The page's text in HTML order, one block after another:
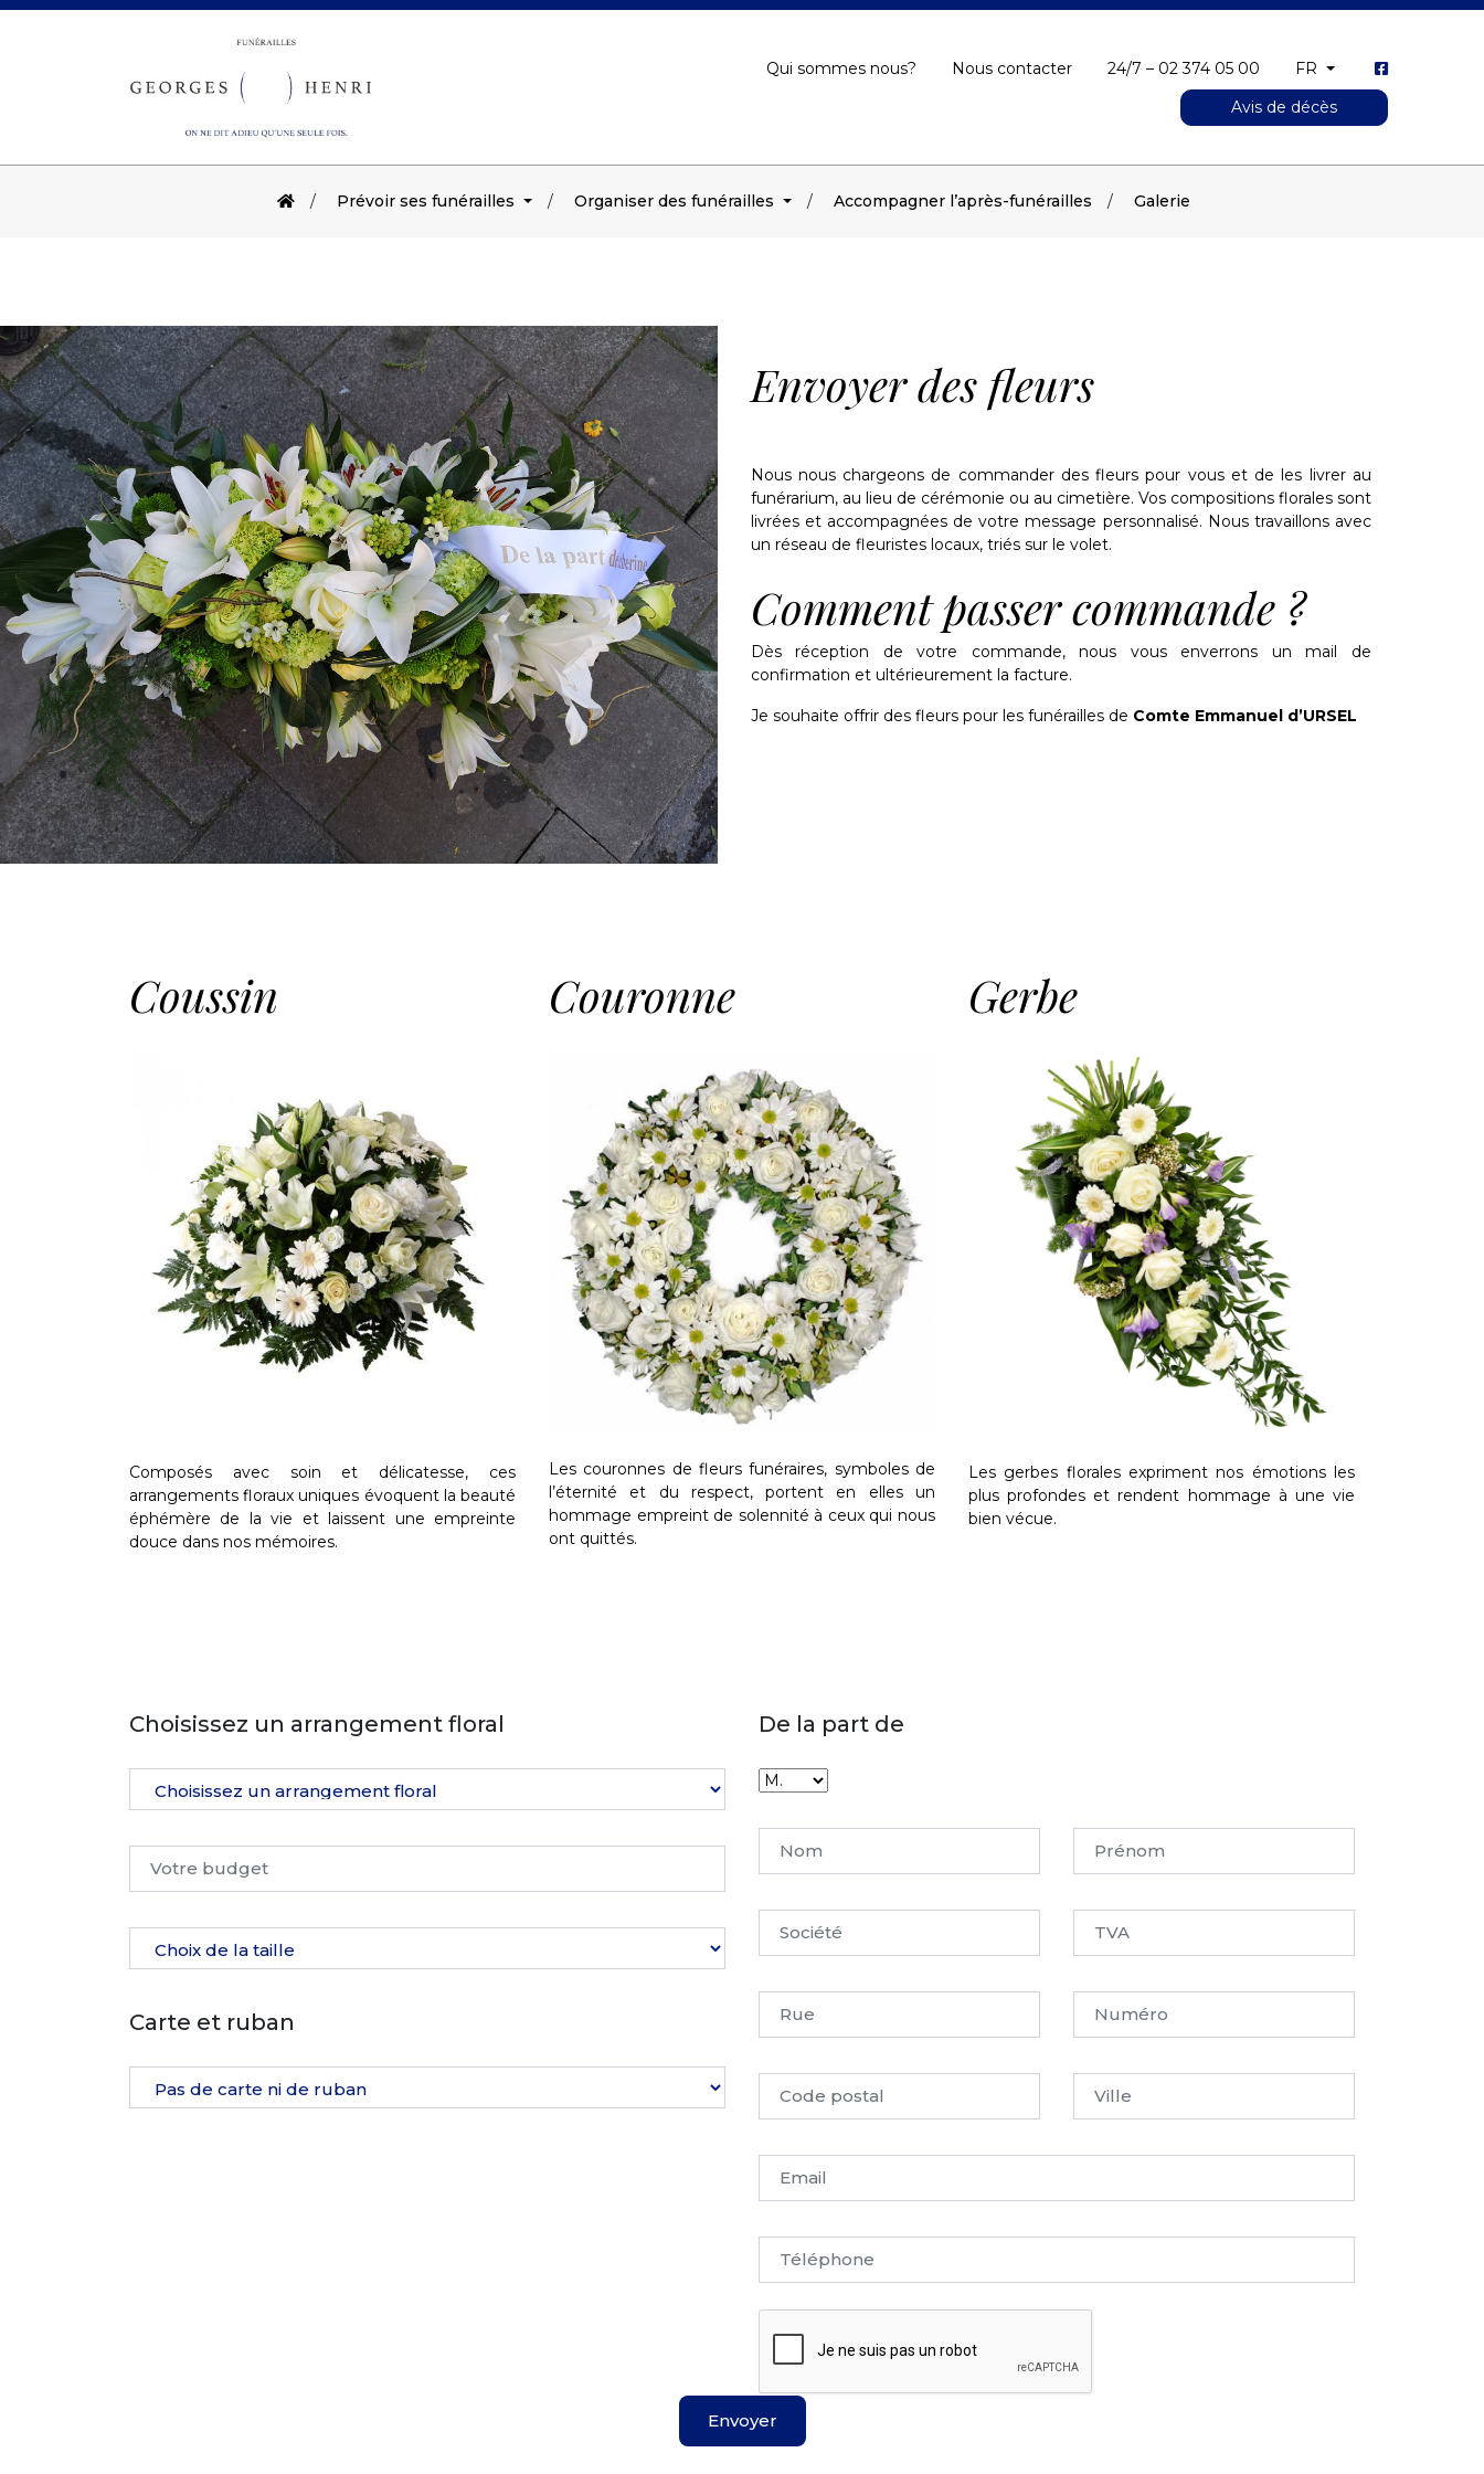
Qui sommes nous? Nous contacter 24/7 – 02 374 05 00
FR
Avis de décès
Prévoir ses funérailles Organiser des funérailles Accompagner l’après-funérailles Galerie
Envoyer des fleurs
Nous nous chargeons de commander des fleurs pour vous et de les livrer au
funérarium, au lieu de cérémonie ou au cimetière. Vos compositions florales sont
livrées et accompagnées de votre message personnalisé. Nous travaillons avec
un réseau de fleuristes locaux, triés sur le volet.
Comment passer commande ?
Dès réception de votre commande, nous vous enverrons un mail de
confirmation et ultérieurement la facture.
Je souhaite offrir des fleurs pour les funérailles de Comte Emmanuel d’URSEL
Coussin
Composés avec soin et délicatesse, ces
arrangements floraux uniques évoquent la beauté
éphémère de la vie et laissent une empreinte
douce dans nos mémoires.
Couronne
Les couronnes de fleurs funéraires, symboles de
l’éternité et du respect, portent en elles un
hommage empreint de solennité à ceux qui nous
ont quittés.
Gerbe
Les gerbes florales expriment nos émotions les
plus profondes et rendent hommage à une vie
bien vécue.
Choisissez un arrangement floral
Carte et ruban
De la part de